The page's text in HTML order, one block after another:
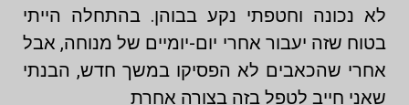
לא נכונה וחטפתי נקע בבוהן. בהתחלה הייתי
בטוח שזה יעבור אחרי יום-יומיים של מנוחה, אבל
אחרי שהכאבים לא הפסיקו במשך חדש, הבנתי
שאני חייב לטפל בזה בצורה אחרת